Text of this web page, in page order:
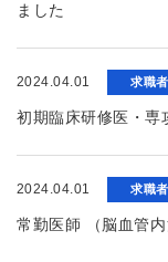
ました
2024.04.01 求職
初期臨床研修医・専
2024.04.01 求職
常勤医師 （脳血管